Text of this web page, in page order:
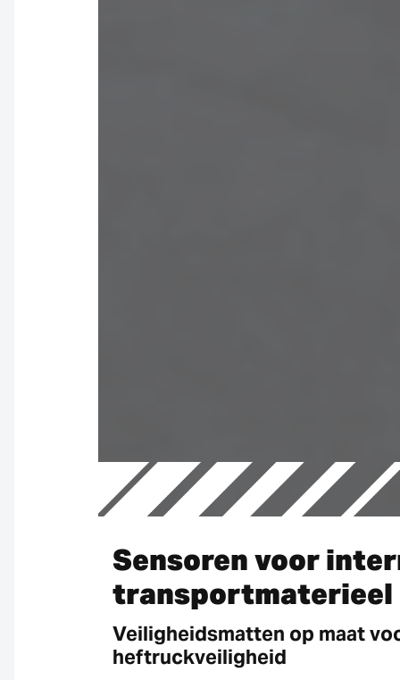
Sensoren voor
transportmaterieel
Veiligheidsmatten op maat
heftruckveiligheid